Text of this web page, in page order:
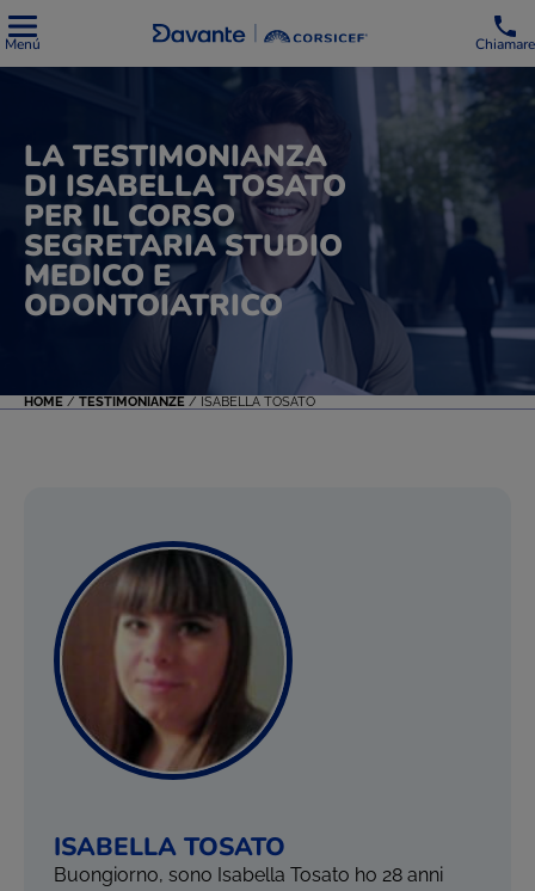
Menú Chiamare
LA TESTIMONIANZA
DI ISABELLA TOSATO
PER IL CORSO
SEGRETARIA STUDIO
MEDICO E
ODONTOIATRICO
HOME / TESTIMONIANZE / ISABELLA TOSATO
ISABELLA TOSATO
Buongiorno, sono Isabella Tosato ho 28 anni